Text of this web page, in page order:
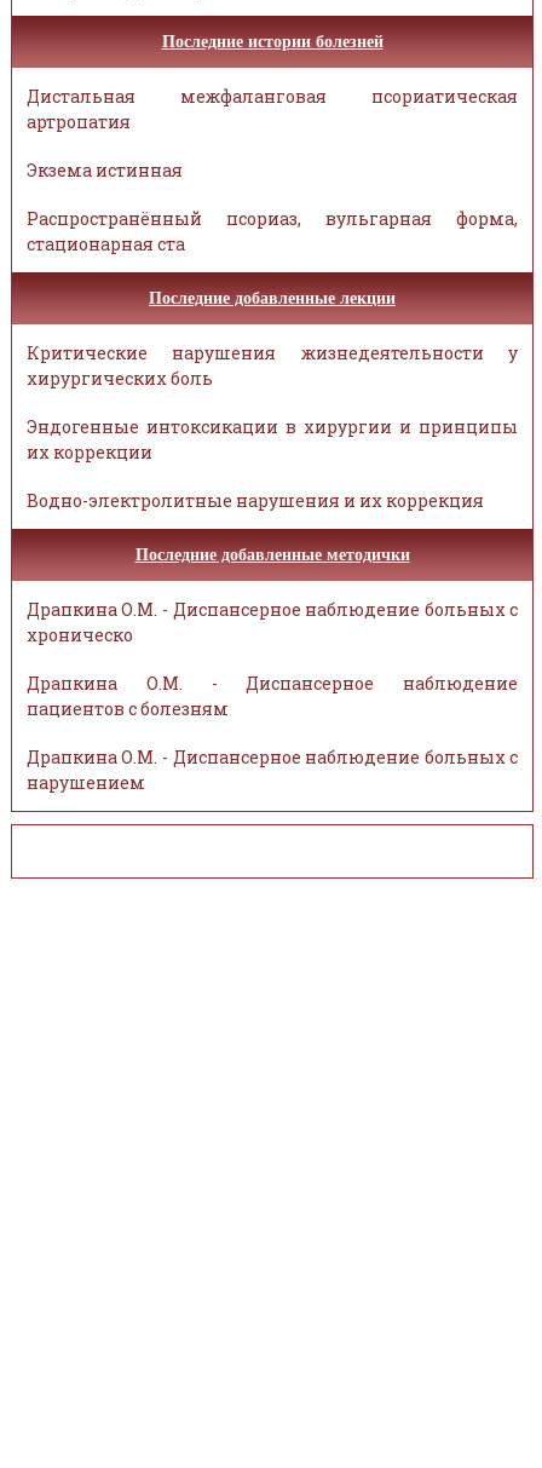
Последние истории болезней
Дистальная межфаланговая псориатическая
артропатия
Экзема истинная
Распространённый псориаз, вульгарная форма,
стационарная ста
Последние добавленные лекции
Критические нарушения жизнедеятельности у
хирургических боль
Эндогенные интоксикации в хирургии и принципы
их коррекции
Водно-электролитные нарушения и их коррекция
Последние добавленные методички
Драпкина О.М. - Диспансерное наблюдение больных с
хроническо
Драпкина О.М. - Диспансерное наблюдение
пациентов с болезням
Драпкина О.М. - Диспансерное наблюдение больных с
нарушением